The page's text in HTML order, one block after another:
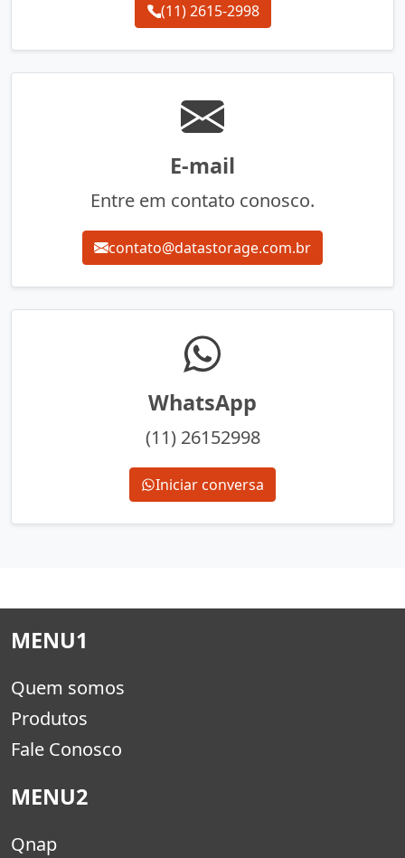
(11) 2615-2998
E-mail
Entre em contato conosco.
contato@datastorage.com.br
WhatsApp
(11) 26152998
Iniciar conversa
MENU1
Quem somos
Produtos
Fale Conosco
MENU2
Qnap